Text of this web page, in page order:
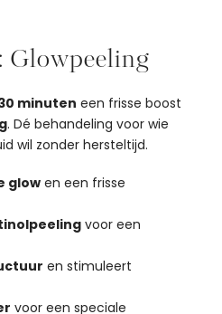
Glowpeeling
minuten een frisse boost
. Dé behandeling voor wie
wil zonder hersteltijd.
glow en een frisse
voor een
en stimuleert
voor een speciale